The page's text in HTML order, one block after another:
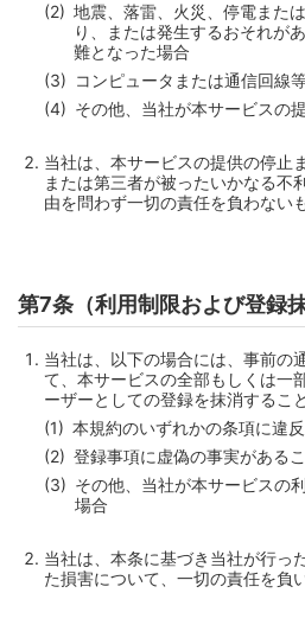
地震、落雷、火災、停電また
り、または発生するおそれが
難となった場合
コンピュータまたは通信回線
その他、当社が本サービスの
当社は、本サービスの提供の停止
または第三者が被ったいかなる不
由を問わず一切の責任を負わない
第7条（利用制限および登録抹
当社は、以下の場合には、事前の
て、本サービスの全部もしくは一
ーザーとしての登録を抹消するこ
本規約のいずれかの条項に違
登録事項に虚偽の事実がある
その他、当社が本サービスの
場合
当社は、本条に基づき当社が行っ
た損害について、一切の責任を負